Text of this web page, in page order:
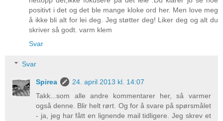
positivt i det og det ble mange kloke ord her. Men love meg
å ikke bli alt for lei deg. Jeg støtter deg! Liker deg og alt du
skriver så godt. varm klem
Svar
Svar
Spirea
24. april 2013 kl. 14:07
Takk...som alle andre kommentarer her, så varmer
også denne. Blir helt rørt. Og for å svare på spørsmålet
- ja, jeg har fått en lignende mail tidligere. Jeg skrev et